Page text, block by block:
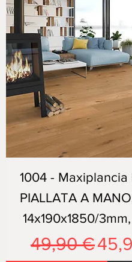
1004 - Maxiplancia
PIALLATA A
14x190x1850/3mm,
Prezzo
49,90 €